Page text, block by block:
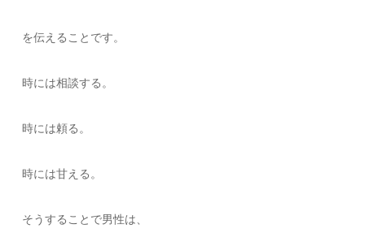
を伝えることです。
時には相談する。
時には頼る。
時には甘える。
そうすることで男性は、